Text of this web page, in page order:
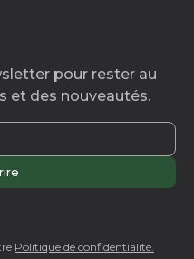
pour rester au
et des nouveautés.
Politique de confidentialité.